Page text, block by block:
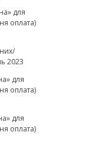
для
оплата)
2023
для
оплата)
для
оплата)